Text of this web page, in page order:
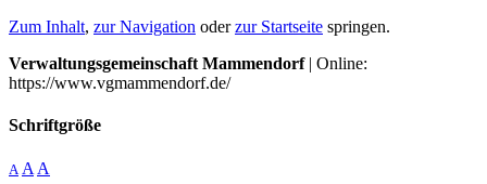
Zum Inhalt, zur Navigation oderzur Startseite springen.
Verwaltungsgemeinschaft Mammendorf| Online:
https://www.vgmammendorf.de/
Schriftgröße
A A A